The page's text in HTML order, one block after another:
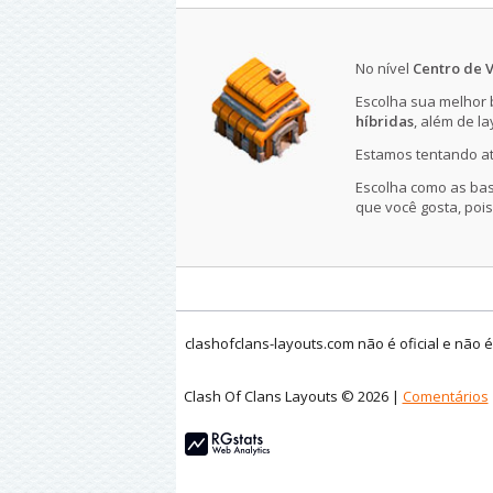
No nível Centro de
Escolha sua melhor
híbridas, além de
Estamos tentando
Escolha como as
que você gosta,
clashofclans-layouts.com não é oficial e não
Clash Of Clans Layouts © 2026 | Comentários